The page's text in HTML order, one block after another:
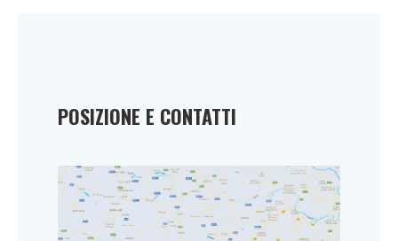
POSIZIONE E CONTATTI